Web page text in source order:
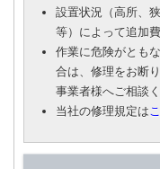
設置状況（高所、
等）によって追加
作業に危険がとも
合は、修理をお断
事業者様へご相談く
当社の修理規定は